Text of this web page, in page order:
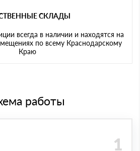
СКЛАДЫ
всегда в наличии и находятся на
по всему Краснодарскому
Краю
работы